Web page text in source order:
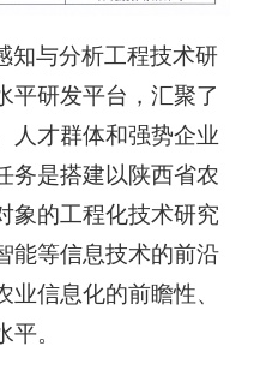
知与分析工程技术研
平研发平台，汇聚了
人才群体和强势企业
务是搭建以陕西省农
象的工程化技术研究
能等信息技术的前沿
信息化的前瞻性、
。